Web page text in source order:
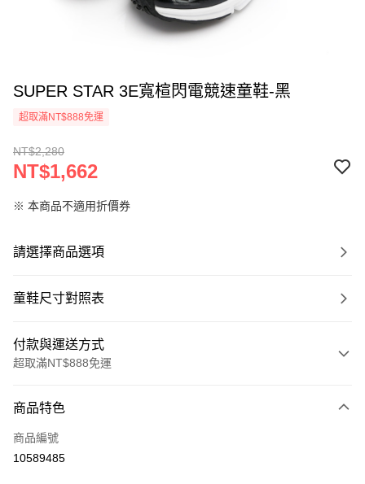
SUPER STAR 3E寬楦閃電競速童鞋-黑
超取滿NT$888免運
NT$2,280
NT$1,662
※ 本商品不適用折價券
請選擇商品選項
童鞋尺寸對照表
付款與運送方式
超取滿NT$888免運
信用卡一次付款
信用卡分期付款
商品特色
商品編號
10589485